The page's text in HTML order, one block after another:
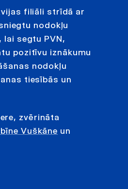
filiāli strīdā ar
nodokļu
segtu PVN,
pozitīvu iznākumu
nodokļu
tiesībās un
zvērināta
Vuškāne un